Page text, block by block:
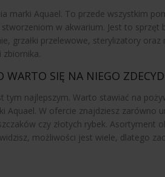
Aquael. To przede wszystkim
w akwarium. Jest to
grzałki przelewowe, sterylizatory
WARTO SIĘ NA NIEGO
najlepszym. Warto stawiać na
W ofercie znajdziesz zarówno
czy złotych rybek.
możliwości jest wiele, dlatego